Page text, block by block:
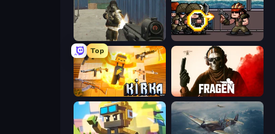
Masked Forces Metal Guns Fury
Top
Kirka.io Fragen